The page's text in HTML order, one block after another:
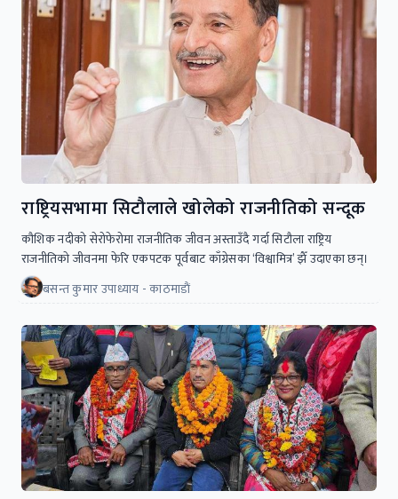
राष्ट्रियसभामा सिटौलाले खोलेको राजनीतिको सन्दूक
कौशिक नदीको सेरोफेरोमा राजनीतिक जीवन अस्ताउँदै गर्दा सिटौला राष्ट्रिय
राजनीतिकाे जीवनमा फेरि एकपटक पूर्वबाट काँग्रेसका ‘विश्वामित्र’ झैँ उदाएका छन्।
बसन्त कुमार उपाध्याय - काठमाडाैं